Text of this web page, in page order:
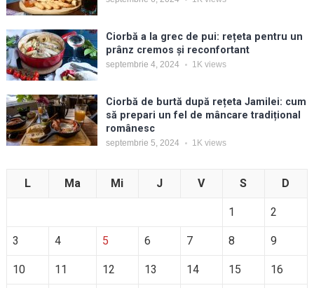
Ciorbă a la grec de pui: rețeta pentru un
prânz cremos și reconfortant
septembrie 4, 2024 1Kviews
Ciorbă de burtă după rețeta Jamilei: cum
să prepari un fel de mâncare tradițional
românesc
septembrie 5, 2024 1Kviews
L Ma Mi J V S D
1 2
3 4 5 6 7 8 9
10 11 12 13 14 15 16